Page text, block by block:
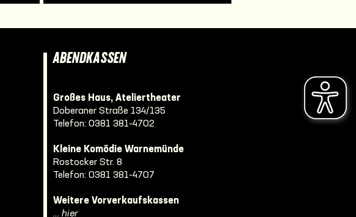
ABENDKASSEN
Großes Haus, Ateliertheater
Doberaner Straße 134/135
Telefon: 0381 381-4702
Kleine Komödie Warnemünde
Rostocker Str. 8
Telefon: 0381 381-4707
Weitere Vorverkaufskassen
… hier